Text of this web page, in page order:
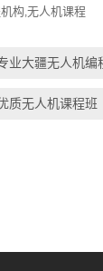
构 无人机课程
业大疆无人机编
质无人机课程班